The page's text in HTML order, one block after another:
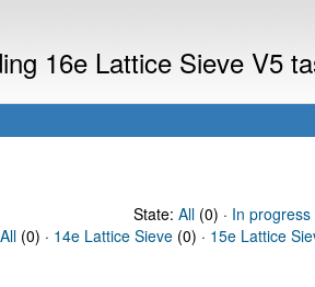
16e Lattice Sieve V5
State: All(0) · In progress
All (0) · 14e Lattice Sieve (0) · 15e Lattice